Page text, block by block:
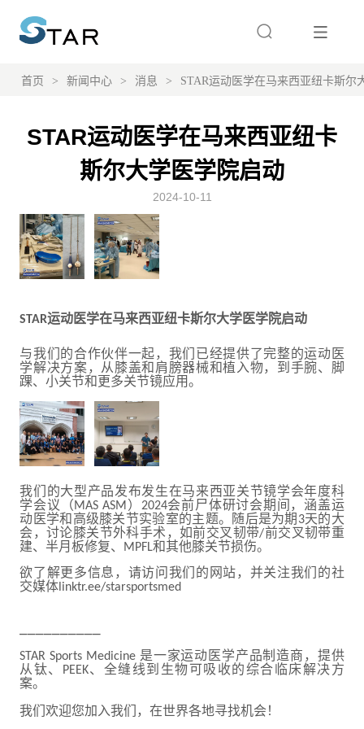
首页 > 新闻中心 > 消息 > STAR运动医学在马来西亚纽卡斯尔
STAR运动医学在马来西亚纽卡
斯尔大学医学院启动
2024-10-11